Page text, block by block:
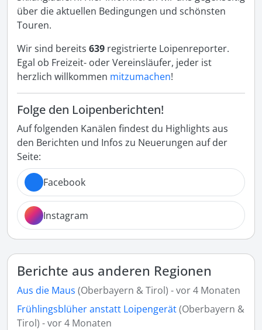
über die aktuellen Bedingungen und schönsten
Touren.
Wir sind bereits 639 registrierte Loipenreporter.
Egal ob Freizeit- oder Vereinsläufer, jeder ist
herzlich willkommen mitzumachen!
Folge den Loipenberichten!
Auf folgenden Kanälen findest du Highlights aus
den Berichten und Infos zu Neuerungen auf der
Seite:
Facebook
Instagram
Berichte aus anderen Regionen
Aus die Maus (Oberbayern & Tirol) - vor 4 Monaten
Frühlingsblüher anstatt Loipengerät(Oberbayern &
Tirol) - vor 4 Monaten